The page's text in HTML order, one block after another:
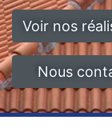
Voir nos
Nous